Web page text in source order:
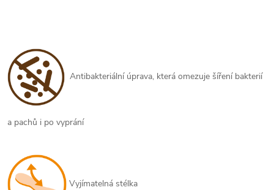
Antibakteriální úprava, která omezuje šíření bakterií
a pachů i po vyprání
Vyjímatelná stélka